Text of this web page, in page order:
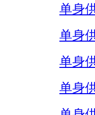
单身
单身
单身
单身